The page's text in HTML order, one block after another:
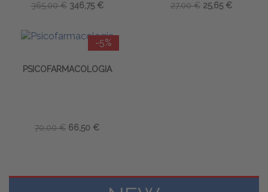
365,00 € 346,75 € 27,00 € 25,65 €
-5%
PSICOFARMACOLOGIA
70,00 € 66,50 €